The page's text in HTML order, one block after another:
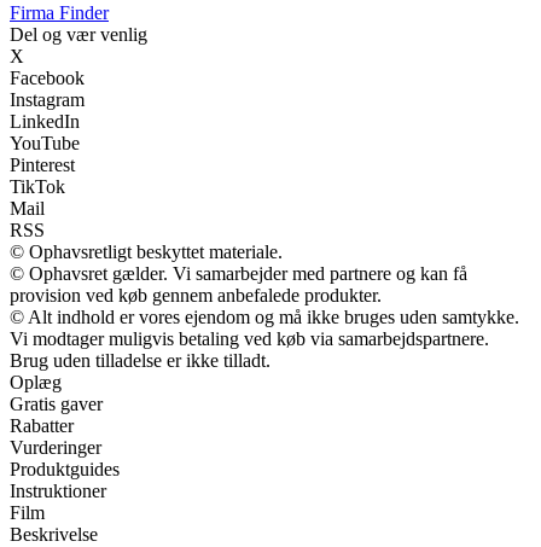
Firma Finder
Del og vær venlig
X
Facebook
Instagram
LinkedIn
YouTube
Pinterest
TikTok
Mail
RSS
© Ophavsretligt beskyttet materiale.
© Ophavsret gælder. Vi samarbejder med partnere og kan få
provision ved køb gennem anbefalede produkter.
© Alt indhold er vores ejendom og må ikke bruges uden samtykke.
Vi modtager muligvis betaling ved køb via samarbejdspartnere.
Brug uden tilladelse er ikke tilladt.
Oplæg
Gratis gaver
Rabatter
Vurderinger
Produktguides
Instruktioner
Film
Beskrivelse